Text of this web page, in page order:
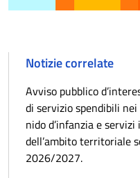
Notizie correlate
Avviso pubblico
di servizio spendibili
nido d’infanzia e
dell’ambito territoriale
2026/2027.